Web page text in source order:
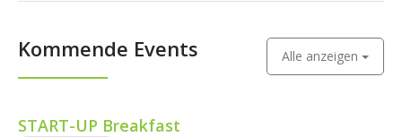
Kommende Events Alle anzeigen
START-UP Breakfast